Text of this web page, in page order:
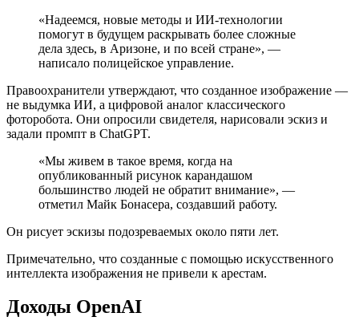
«Надеемся, новые методы и ИИ-технологии
помогут в будущем раскрывать более сложные
дела здесь, в Аризоне, и по всей стране», —
написало полицейское управление.
Правоохранители утверждают, что созданное изображение —
не выдумка ИИ, а цифровой аналог классического
фоторобота. Они опросили свидетеля, нарисовали эскиз и
задали промпт в ChatGPT.
«Мы живем в такое время, когда на
опубликованный рисунок карандашом
большинство людей не обратит внимание», —
отметил Майк Бонасера, создавший работу.
Он рисует эскизы подозреваемых около пяти лет.
Примечательно, что созданные с помощью искусственного
интеллекта изображения не привели к арестам.
Доходы OpenAI